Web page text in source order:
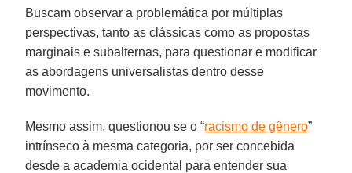
Buscam observar a problemática por múltiplas
perspectivas, tanto as clássicas como as propostas
marginais e subalternas, para questionar e modificar
as abordagens universalistas dentro desse
movimento.
Mesmo assim, questionou se o “racismo de gênero”
intrínseco à mesma categoria, por ser concebida
desde a academia ocidental para entender sua